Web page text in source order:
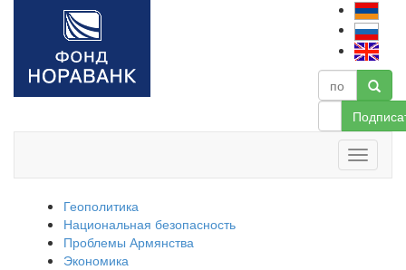
Геополитика
Национальная безопасность
Проблемы Армянства
Экономика